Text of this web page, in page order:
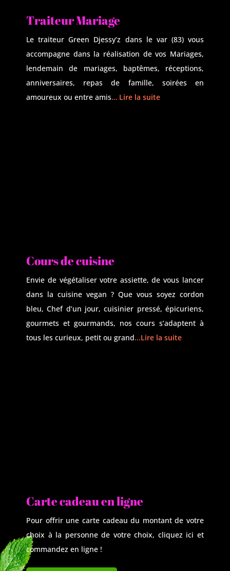
Traiteur Mariage
Le traiteur Green Djessy’z dans le var (83) vous
accompagne dans la réalisation de vos Mariages,
lendemain de mariages, baptêmes, réceptions,
anniversaires, repas de famille, soirées en
amoureux ou entre amis… Lire la suite
Cours de cuisine
Envie de végétaliser votre assiette, de vous lancer
dans la cuisine vegan ? Que vous soyez cordon
bleu, Chef d’un jour, cuisinier pressé, épicuriens,
gourmets et gourmands, nos cours s’adaptent à
tous les curieux, petit ou grand...Lire la suite
Carte cadeau en ligne
Pour offrir une carte cadeau du montant de votre
choix à la personne de votre choix, cliquez ici et
commandez en ligne !